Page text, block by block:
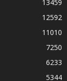
13459
12592
11010
7250
6233
5344